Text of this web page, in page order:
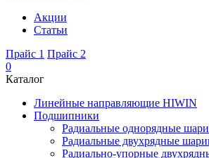
Акции
Статьи
Прайс 1 Прайс 2
0
Каталог
Линейные направляющие HIWIN
Подшипники
Радиальные однорядные
Радиальные двухрядные
Радиально-упорные